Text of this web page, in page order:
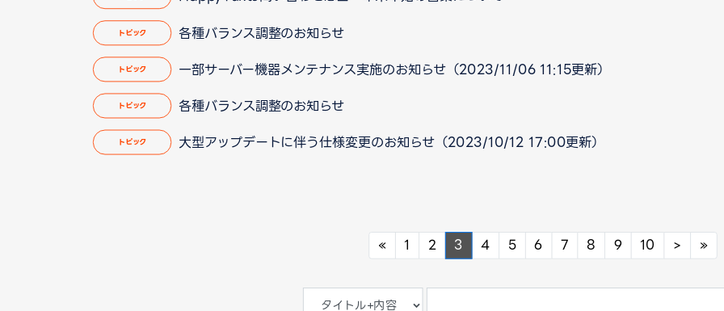
トピック 各種バランス調整のお知らせ
トピック 一部サーバー機器メンテナンス実施のお知らせ（2023/11/06 11:15更新）
トピック 各種バランス調整のお知らせ
トピック 大型アップデートに伴う仕様変更のお知らせ（2023/10/12 17:00更新）
« Previous
1 2 3 4 5 6 7 8 9 10 > Next
»